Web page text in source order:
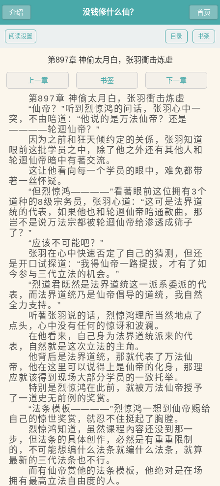
介绍 首页
没钱修什么仙？
书架
目录
阅读设置
第897章 神偷太月白，张羽衝击炼虚
上一章 书签 下一章
第897章 神偷太月白，张羽衝击炼虚
“仙帝？”听到烈惊鸿的问话，张羽心中一
突，不由暗道：“他说的是万法仙帝？还是
————轮迴仙帝？”
因为之前和狂天倾约定的关係，张羽知道
眼前这批学员之中，除了他之外还有其他人和
轮迴仙帝暗中有著交流。
这让他看向每一个学员的眼中，难免都带
著一丝怀疑。
“但烈惊鸿————”看著眼前这位拥有3个
道种的8级宗务员，张羽心道：“这可是法界道
统的代表，如果他也和轮迴仙帝暗通款曲，那
岂不是说万法宗都被轮迴仙帝给渗透成筛子
了？”
“应该不可能吧？”
张羽在心中快速否定了自己的猜测，但还
是开口试探道：“我得仙帝一路提拔，才有了如
今参与三代立法的机会。”
“烈道君既然是法界道统这一派系委派的代
表，而法界道统乃是仙帝倡导的道统，我自然
全力支持。”
听著张羽说的话，烈惊鸿理所当然地点了
点头，心中没有任何的惊讶和波澜。
在他看来，自己身为法界道统派来的代
表，自然就是这次立法的主角。
他背后是法界道统，那就代表了万法仙
帝，他在这里可以说得上是仙帝的化身，那理
应就该得到现场大部分学员的一致托举。
特別是烈惊鸿在此前，就被万法仙帝授予
了一道史无前例的奖赏。
“法条模板————”烈惊鸿一想到仙帝赐给
自己的惊世奖赏，就忍不住挺起了胸膛。
烈惊鸿知道，虽然课程內容还没到那一
步，但法条的具体创作，必然是有重重限制
的，不可能想编什么法条就编什么法条，就算
最新的三代法条也不行。
而有仙帝赏他的法条模板，他绝对是在场
拥有最高立法自由度的人。